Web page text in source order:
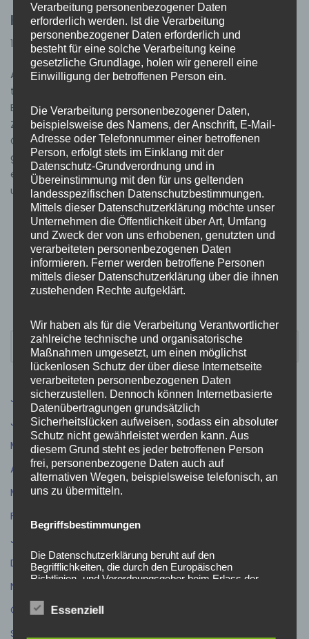
Kesselfleischessen
10. Dezember 2025 Allgemein
Am vergangenen Samstag, dem 29.11.2025, fand unser
traditionelles Kesselfleischessen am Gerätehaus statt.
Bereits um 09:30 Uhr starteten wir gemeinsam mit der
Zubereitung des Kesselfleischs, dem Schneiden des
Gemüses sowie dem Herrichten des Kessels. In
gemütlicher Runde, begleitet von frischgezapftem Bier,
einem festlich geschmückten Weihnachtsbaum
und…Weiterlesen »
Juli 2026(9)
Juni 2026(5)
Mai 2026(4)
April 2026(5)
März 2026(3)
Februar 2026
Januar 2026
Dezember 2025(5)
November 2025
Oktober 2025(6)
September 2025
Verarbeitung personenbezogener Daten
erforderlich werden. Ist die Verarbeitung
personenbezogener Daten erforderlich und
besteht für eine solche Verarbeitung keine
gesetzliche Grundlage, holen wir generell eine
Einwilligung der betroffenen Person ein.
Die Verarbeitung personenbezogener Daten,
beispielsweise des Namens, der Anschrift, E-Mail-
Adresse oder Telefonnummer einer betroffenen
Person, erfolgt stets im Einklang mit der
Datenschutz-Grundverordnung und in
Übereinstimmung mit den für uns geltenden
landesspezifischen Datenschutzbestimmungen.
Mittels dieser Datenschutzerklärung möchte unser
Unternehmen die Öffentlichkeit über Art, Umfang
und Zweck der von uns erhobenen, genutzten und
verarbeiteten personenbezogenen Daten
informieren. Ferner werden betroffene Personen
mittels dieser Datenschutzerklärung über die ihnen
zustehenden Rechte aufgeklärt.
Wir haben als für die Verarbeitung Verantwortlicher
zahlreiche technische und organisatorische
Maßnahmen umgesetzt, um einen möglichst
lückenlosen Schutz der über diese Internetseite
verarbeiteten personenbezogenen Daten
sicherzustellen. Dennoch können Internetbasierte
Datenübertragungen grundsätzlich
Sicherheitslücken aufweisen, sodass ein absoluter
Schutz nicht gewährleistet werden kann. Aus
diesem Grund steht es jeder betroffenen Person
frei, personenbezogene Daten auch auf
alternativen Wegen, beispielsweise telefonisch, an
uns zu übermitteln.
Begriffsbestimmungen
Die Datenschutzerklärung beruht auf den
Begrifflichkeiten, die durch den Europäischen
Richtlinien- und Verordnungsgeber beim Erlass der
wurden. Unsere Datenschutzerklärung soll sowohl für
die Öffentlichkeit als auch für unsere Kunden und
Essenziell